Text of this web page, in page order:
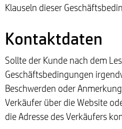
Klauseln dieser
Kontaktdaten
Sollte der Kunde nach dem
Geschäftsbedingungen
Beschwerden oder
Verkäufer über die Website
die Adresse des Verkäufers